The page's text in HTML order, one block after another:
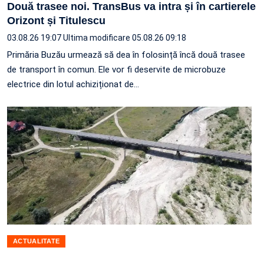
Două trasee noi. TransBus va intra și în cartierele
Orizont și Titulescu
03.08.26 19:07Ultima modificare 05.08.26 09:18
Primăria Buzău urmează să dea în folosință încă două trasee
de transport în comun. Ele vor fi deservite de microbuze
electrice din lotul achiziționat de…
ACTUALITATE